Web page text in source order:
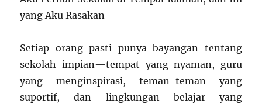
yang Aku Rasakan
Setiap orang pasti punya bayangan tentang
sekolah impian—tempat yang nyaman, guru
yang menginspirasi, teman-teman yang
suportif, dan lingkungan belajar yang